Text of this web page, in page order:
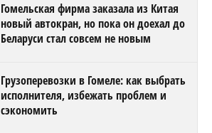
Гомельская фирма заказала из Китая
новый автокран, но пока он доехал до
Беларуси стал совсем не новым
Грузоперевозки в Гомеле: как выбрать
исполнителя, избежать проблем и
сэкономить